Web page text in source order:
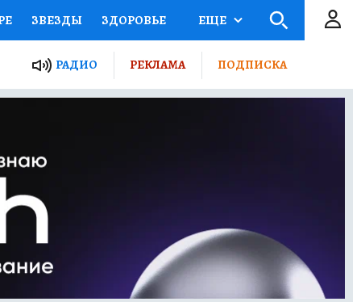
ЗВЕЗДЫ ЗДОРОВЬЕ
ПРОЕКТЫ РОССИИ
ПУТЕВОДИТЕЛЬ
ЕЩЕ
РАДИО РЕКЛАМА ПОДПИСКА